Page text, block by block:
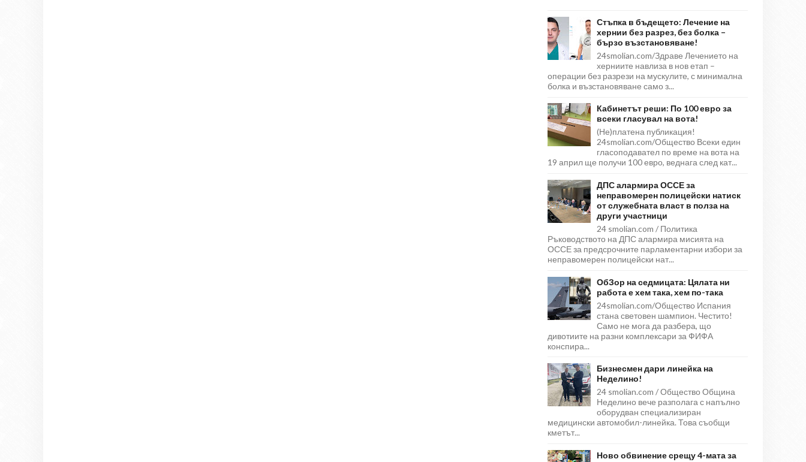
Стъпка в бъдещето: Лечение на
хернии без разрез, без болка –
бързо възстановяване!
24smolian.com/Здраве Лечението на
херниите навлиза в нов етап –
операции без разрези на мускулите, с минимална
болка и възстановяване само з...
Кабинетът реши: По 100 евро за
всеки гласувал на вота!
(Не)платена публикация!
24smolian.com/Общество Всеки един
гласоподавател по време на вота на
19 април ще получи 100 евро, веднага след кат...
ДПС алармира ОССЕ за
неправомерен полицейски натиск
от служебната власт в полза на
други участници
24 smolian.com / Политика
Ръководството на ДПС алармира мисията на
ОССЕ за предсрочните парламентарни избори за
неправомерен полицейски нат...
ОбЗор на седмицата: Цялата ни
работа е хем така, хем по-така
24smolian.com/Общество Испания
стана световен шампион. Честито!
Само не мога да разбера, що
дивотиите на разни комплексари за ФИФА
конспира...
Бизнесмен дари линейка на
Неделино!
24 smolian.com / Общество Община
Неделино вече разполага с напълно
оборудван специализиран
медицински автомобил-линейка. Това съобщи
кметът...
Ново обвинение срещу 4-мата за